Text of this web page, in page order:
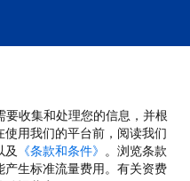
收集和处理您的信息，并根
用我们的平台前，阅读我们
及 《条款和条件》 。浏览条款
生标准流量费用。有关资费